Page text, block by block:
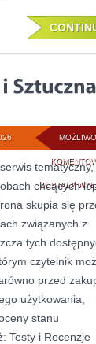
ZOSTAŁA
chcących
skupia się
związanych z
tych
czytelnik
przed
użytkowania,
stanu
Testy i Recenzje